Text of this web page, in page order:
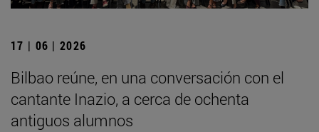
17 | 06 | 2026
Bilbao reúne, en una conversación con el
cantante Inazio, a cerca de ochenta
antiguos alumnos